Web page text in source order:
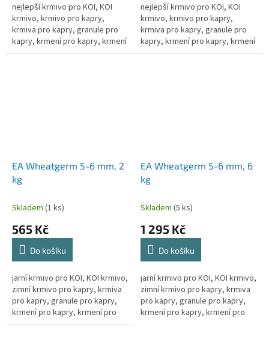
nejlepší krmivo pro KOI, KOI
krmivo, krmivo pro kapry,
krmiva pro kapry, granule pro
kapry, krmení pro kapry, krmení
pro kapra, krmení pro koi kapry,
nejlepší krmivo pro KOI, KOI
krmivo, krmivo pro kapry,
krmiva pro kapry, granule pro
kapry, krmení pro kapry, krmení
pro kapra, krmení pro koi kapry,
EA Wheatgerm 5-6 mm, 2
kg
Skladem (1 ks)
565 Kč
Do košíku
jarní krmivo pro KOI, KOI krmivo,
zimní krmivo pro kapry, krmiva
pro kapry, granule pro kapry,
krmení pro kapry, krmení pro
kapra, krmení pro koi kapry,
EA Wheatgerm 5-6 mm, 6
kg
Skladem (5 ks)
1 295 Kč
Do košíku
jarní krmivo pro KOI, KOI krmivo,
zimní krmivo pro kapry, krmiva
pro kapry, granule pro kapry,
krmení pro kapry, krmení pro